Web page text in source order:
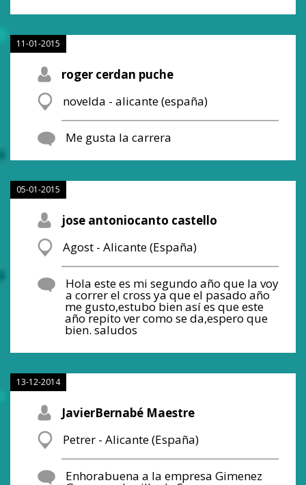
11-01-2015
roger cerdan puche
novelda - alicante (españa)
Me gusta la carrera
05-01-2015
jose antoniocanto castello
Agost - Alicante (España)
Hola este es mi segundo año que la voy
a correr el cross ya que el pasado año
me gusto,estubo bien así es que este
año repito ver como se da,espero que
bien. saludos
13-12-2014
JavierBernabé Maestre
Petrer - Alicante (España)
Enhorabuena a la empresa Gimenez